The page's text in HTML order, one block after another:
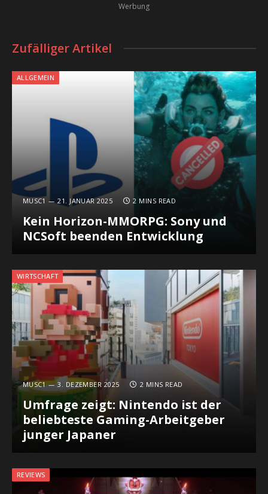
Werbung
Zufälliger Artikel
ALLGEMEIN
MUSC1 21. JANUAR 2025 2 MINS READ
Kein Horizon-MMORPG: Sony und
NCSoft beenden Entwicklung
WIRTSCHAFT
MUSC1 3. DEZEMBER 2025 2 MINS READ
Umfrage zeigt: Nintendo ist der
beliebteste Gaming-Arbeitgeber
junger Japaner
REVIEWS